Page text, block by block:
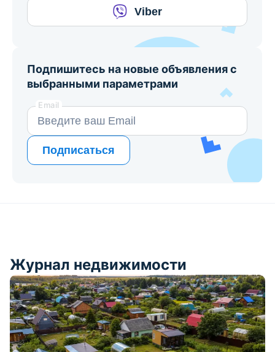
Viber
Подпишитесь на новые объявления с
выбранными параметрами
Email
Подписаться
Журнал недвижимости